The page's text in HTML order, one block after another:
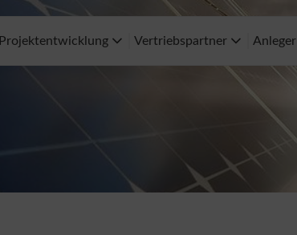
Projektentwicklung Vertriebspartner Anleger